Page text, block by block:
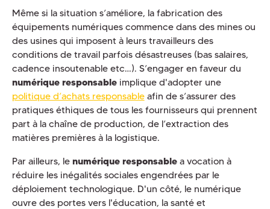
Même si la situation s’améliore, la fabrication des
équipements numériques commence dans des mines ou
des usines qui imposent à leurs travailleurs des
conditions de travail parfois désastreuses (bas salaires,
cadence insoutenable etc…). S’engager en faveur du
numérique responsableimplique d'adopter une
politique d’achats responsableafin de s’assurer des
pratiques éthiques de tous les fournisseurs qui prennent
part à la chaîne de production, de l’extraction des
matières premières à la logistique.
Par ailleurs, le numérique responsablea vocation à
réduire les inégalités sociales engendrées par le
déploiement technologique. D'un côté, le numérique
ouvre des portes vers l'éducation, la santé et